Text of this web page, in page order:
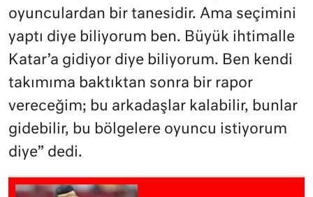
oyunculardan bir tanesidir. Ama seçimini
yaptı diye biliyorum ben. Büyük ihtimalle
Katar’a gidiyor diye biliyorum. Ben kendi
takımıma baktıktan sonra bir rapor
vereceğim; bu arkadaşlar kalabilir, bunlar
gidebilir, bu bölgelere oyuncu istiyorum
diye” dedi.